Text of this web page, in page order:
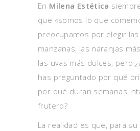
En Milena Estética
que «somos lo que
preocupamos por elegir
manzanas, las naranjas
las uvas más dulces, pero
has preguntado por qué
por qué duran semanas
frutero?
La realidad es que, para